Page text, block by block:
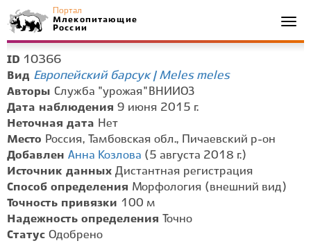
Портал
Млекопитающие
России
ID 10366
Вид Европейский барсук | Meles meles
Авторы Служба "урожая" ВНИИОЗ
Дата наблюдения 9 июня 2015 г.
Неточная дата Нет
Место Россия, Тамбовская обл., Пичаевский р-он
Добавлен Анна Козлова (5 августа 2018 г.)
Источник данных Дистантная регистрация
Способ определения Морфология (внешний вид)
Точность привязки 100 м
Надежность определения
Точно
Статус Одобрено